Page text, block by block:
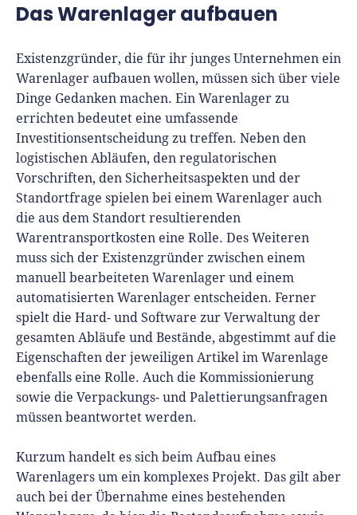
Gründungsthemen.
Das Warenlager aufbauen
Existenzgründer, die für ihr junges Unternehmen ein
Warenlager aufbauen wollen, müssen sich über viele
Dinge Gedanken machen. Ein Warenlager zu
errichten bedeutet eine umfassende
Investitionsentscheidung zu treffen. Neben den
logistischen Abläufen, den regulatorischen
Vorschriften, den Sicherheitsaspekten und der
Standortfrage spielen bei einem Warenlager auch
die aus dem Standort resultierenden
Warentransportkosten eine Rolle. Des Weiteren
muss sich der Existenzgründer zwischen einem
manuell bearbeiteten Warenlager und einem
automatisierten Warenlager entscheiden. Ferner
spielt die Hard- und Software zur Verwaltung der
gesamten Abläufe und Bestände, abgestimmt auf die
Eigenschaften der jeweiligen Artikel im Warenlage
ebenfalls eine Rolle. Auch die Kommissionierung
sowie die Verpackungs- und Palettierungsanfragen
müssen beantwortet werden.
Kurzum handelt es sich beim Aufbau eines
Warenlagers um ein komplexes Projekt. Das gilt aber
auch bei der Übernahme eines bestehenden